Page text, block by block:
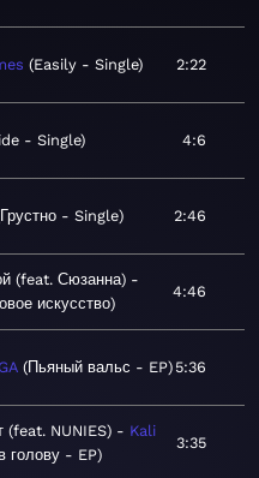
Easily - Single 2:22
- Single 4:6
Грустно - Single 2:46
(feat. Сюзанна)
искусство
4:46
Пьяный вальс - EP 5:36
(feat. NUNIES)
Kali
голову - EP
3:35